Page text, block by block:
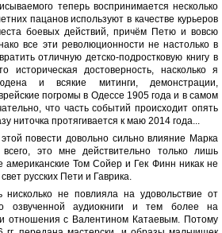
теперь воспринимается несколько
пацанов используют в качестве курьеров
боевых действий, причём Петю и вовсю
все эти революционности не настолько в
отличную детско-подростковую книгу в
историческая достоверность, насколько я
и всякие митинги, демонстрации,
погромы в Одессе 1905 года и в самом
что часть событий происходит опять
ниточка протягивается к маю 2014 года...
повести довольно сильно влияние Марка
это мне действительно только лишь
американские Том Сойер и Гек Финн никак не
русских Пети и Гаврика.
не повлияла на удовольствие от
озвученной аудиокниги и тем более на
отношения с Валентином Катаевым. Потому